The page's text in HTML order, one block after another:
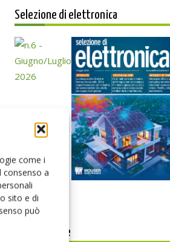
come i
consenso a
sito e di
può
Selezione di elettronica
Edicola web
PCB Magazine